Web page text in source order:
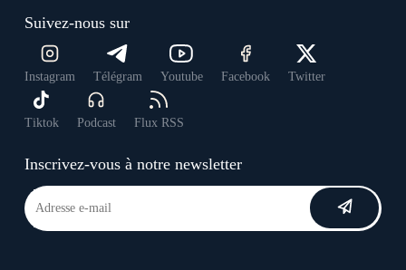
Suivez-nous sur
Instagram Télégram Youtube Facebook Twitter
Tiktok Podcast Flux RSS
Inscrivez-vous à notre newsletter